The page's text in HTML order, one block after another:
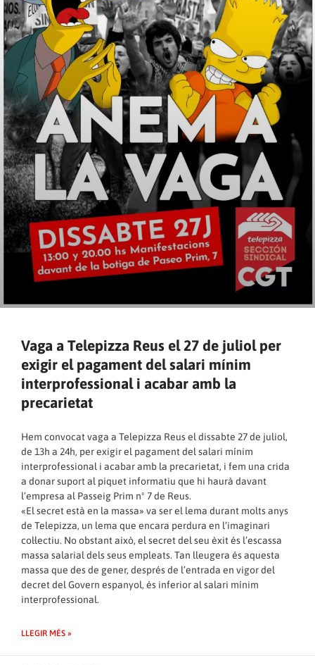
Vaga a Telepizza Reus el 27 de juliol per
exigir el pagament del salari mínim
interprofessional i acabar amb la
precarietat
Hem convocat vaga a Telepizza Reus el dissabte 27 de juliol,
de 13h a 24h, per exigir el pagament del salari mínim
interprofessional i acabar amb la precarietat, i fem una crida
a donar suport al piquet informatiu que hi haurà davant
l’empresa al Passeig Prim nº 7 de Reus.
«El secret està en la massa» va ser el lema durant molts anys
de Telepizza, un lema que encara perdura en l’imaginari
col·lectiu. No obstant això, el secret del seu èxit és l’escassa
massa salarial dels seus empleats. Tan lleugera és aquesta
massa que des de gener, després de l’entrada en vigor del
decret del Govern espanyol, és inferior al salari mínim
interprofessional.
LLEGIR MÉS »